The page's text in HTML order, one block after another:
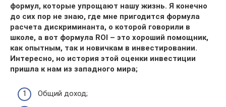
формул, которые упрощают нашу жизнь. Я конечно
до сих пор не знаю, где мне пригодится формула
расчета дискриминанта, о которой говорили в
школе, а вот формула ROI – это хороший помощник,
как опытным, так и новичкам в инвестировании.
Интересно, но история этой оценки инвестиции
пришла к нам из западного мира;
Общий доход;